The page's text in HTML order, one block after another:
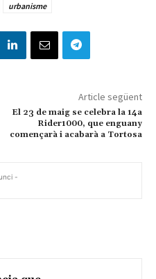
urbanisme
Article següent
El 23 de maig se celebra la 14a
Rider1000, que enguany
començarà i acabarà a Tortosa
-